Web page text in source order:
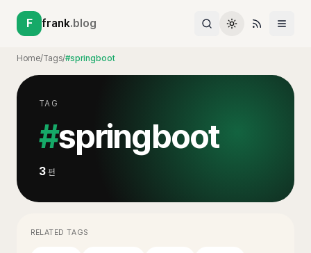
F frank.blog
Home/Tags/#springboot
TAG
#springboot
3 편
RELATED TAGS